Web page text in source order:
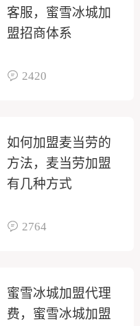
客服，蜜雪冰城加
盟招商体系
2420
如何加盟麦当劳的
方法，麦当劳加盟
有几种方式
2764
蜜雪冰城加盟代理
费，蜜雪冰城加盟